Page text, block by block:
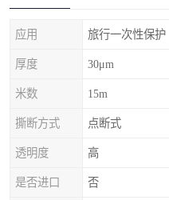
应用 旅行一次性保护
厚度 30μm
米数 15m
撕断方式 点断式
透明度 高
是否进口 否